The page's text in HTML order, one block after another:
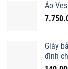
Áo
Giày
đinh